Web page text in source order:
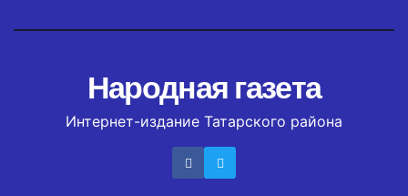
Народная газета
Интернет-издание Татарского района